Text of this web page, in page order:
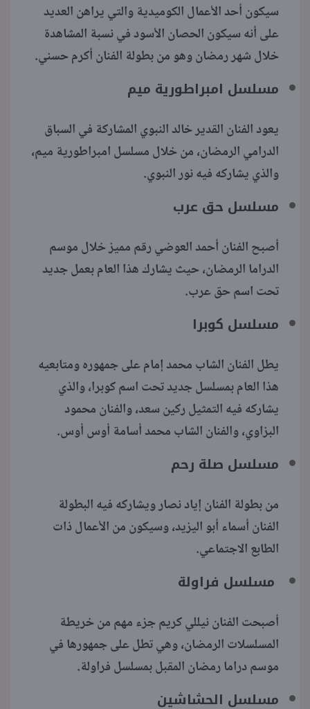
سيكون أحد الأعمال الكوميدية والتي يراهن العديد
على أنه سيكون الحصان الأسود في نسبة المشاهدة
خلال شهر رمضان وهو من بطولة الفنان أكرم حسني.
مسلسل امبراطورية ميم
يعود الفنان القدير خالد النبوي المشاركة في السباق
الدرامي الرمضان، من خلال مسلسل امبراطورية ميم،
والذي يشاركه فيه نور النبوي.
مسلسل حق عرب
أصبح الفنان أحمد العوضي رقم مميز خلال موسم
الدراما الرمضان، حيث يشارك هذا العام بعمل جديد
تحت اسم حق عرب.
مسلسل كوبرا
يطل الفنان الشاب محمد إمام على جمهوره ومتابعيه
هذا العام بمسلسل جديد تحت اسم كوبرا، والذي
يشاركه فيه التمثيل ركين سعد، والفنان محمود
البزاوي، والفنان الشاب محمد أسامة أوس أوس.
مسلسل صلة رحم
من بطولة الفنان إياد نصار ويشاركه فيه البطولة
الفنان أسماء أبو اليزيد، وسيكون من الأعمال ذات
الطابع الاجتماعي.
مسلسل فراولة
أصبحت الفنان نيللي كريم جزء مهم من خريطة
المسلسلات الرمضان، وهي تطل على جمهورها في
موسم دراما رمضان المقبل بمسلسل فراولة.
مسلسل الحشاشين